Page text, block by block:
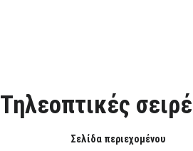
Τηλεοπτικές
Σελίδα περιεχομένου